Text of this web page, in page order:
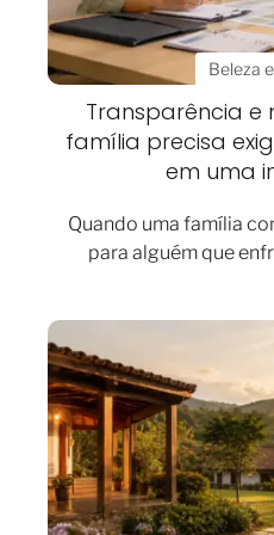
Beleza
Transparência e
família precisa
em uma
Quando uma família
para alguém que